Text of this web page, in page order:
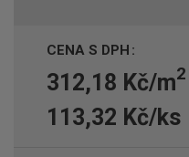
CENA S DPH
312,18 Kč/m2
113,32 Kč/ks